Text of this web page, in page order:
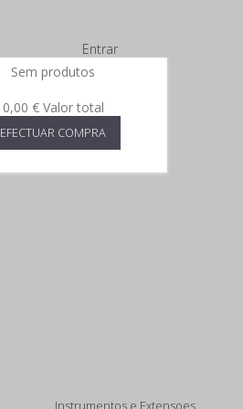
Entrar
Sem produtos
0,00 € Valor total
EFECTUAR COMPRA
Instrumentos e Extensoes